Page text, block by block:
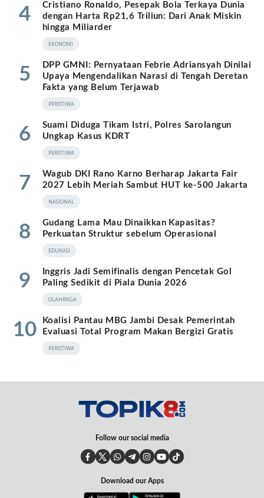
4
Cristiano Ronaldo, Pesepak Bola Terkaya Dunia
dengan Harta Rp21,6 Triliun: Dari Anak Miskin
hingga Miliarder
EKONOMI
5
DPP GMNI: Pernyataan Febrie Adriansyah Dinilai
Upaya Mengendalikan Narasi di Tengah Deretan
Fakta yang Belum Terjawab
PERISTIWA
6
Suami Diduga Tikam Istri, Polres Sarolangun
Ungkap Kasus KDRT
PERISTIWA
7
Wagub DKI Rano Karno Berharap Jakarta Fair
2027 Lebih Meriah Sambut HUT ke-500 Jakarta
NASIONAL
8
Gudang Lama Mau Dinaikkan Kapasitas?
Perkuatan Struktur sebelum Operasional
EDUKASI
9
Inggris Jadi Semifinalis dengan Pencetak Gol
Paling Sedikit di Piala Dunia 2026
OLAHRAGA
10
Koalisi Pantau MBG Jambi Desak Pemerintah
Evaluasi Total Program Makan Bergizi Gratis
PERISTIWA
Follow our social media
Download our Apps